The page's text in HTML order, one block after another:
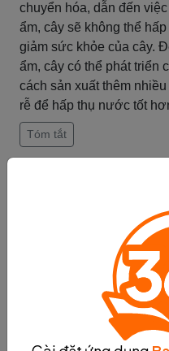
chuyển hóa, dẫn đến
ẩm, cây sẽ không thể
giảm sức khỏe của cây.
ẩm, cây có thể phát triển
cách sản xuất thêm
rễ để hấp thụ nước tốt
Tóm tắt
Gió có thể tác động đến
cho cành lá của cây
hướng theo tốc độ và
gió có thể ảnh hưởng
xoắn của thân cây.
Cây đối phó với tác
với môi trường xung